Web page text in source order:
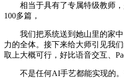
相当于具有了专属特级教师，
100多篇，
我们把系统送到她山里的家中
力的全体。接下来给大师引见我
取上大概可行，好比语音交互、
不是任何AI手艺都能实现的。